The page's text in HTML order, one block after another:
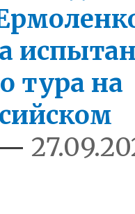
тура на